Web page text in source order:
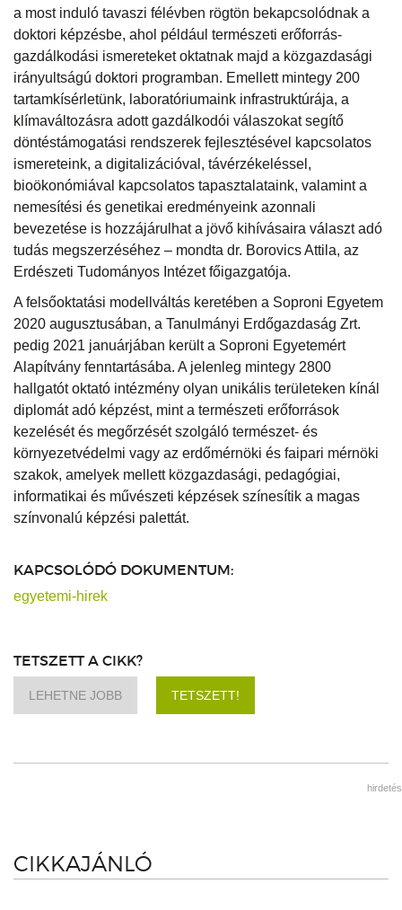
a most induló tavaszi félévben rögtön bekapcsolódnak a
doktori képzésbe, ahol például természeti erőforrás-
gazdálkodási ismereteket oktatnak majd a közgazdasági
irányultságú doktori programban. Emellett mintegy 200
tartamkísérletünk, laboratóriumaink infrastruktúrája, a
klímaváltozásra adott gazdálkodói válaszokat segítő
döntéstámogatási rendszerek fejlesztésével kapcsolatos
ismereteink, a digitalizációval, távérzékeléssel,
bioökonómiával kapcsolatos tapasztalataink, valamint a
nemesítési és genetikai eredményeink azonnali
bevezetése is hozzájárulhat a jövő kihívásaira választ adó
tudás megszerzéséhez – mondta dr. Borovics Attila, az
Erdészeti Tudományos Intézet főigazgatója.
A felsőoktatási modellváltás keretében a Soproni Egyetem
2020 augusztusában, a Tanulmányi Erdőgazdaság Zrt.
pedig 2021 januárjában került a Soproni Egyetemért
Alapítvány fenntartásába. A jelenleg mintegy 2800
hallgatót oktató intézmény olyan unikális területeken kínál
diplomát adó képzést, mint a természeti erőforrások
kezelését és megőrzését szolgáló természet- és
környezetvédelmi vagy az erdőmérnöki és faipari mérnöki
szakok, amelyek mellett közgazdasági, pedagógiai,
informatikai és művészeti képzések színesítik a magas
színvonalú képzési palettát.
KAPCSOLÓDÓ DOKUMENTUM:
egyetemi-hirek
TETSZETT A CIKK?
LEHETNE JOBB TETSZETT!
hirdetés
CIKKAJÁNLÓ